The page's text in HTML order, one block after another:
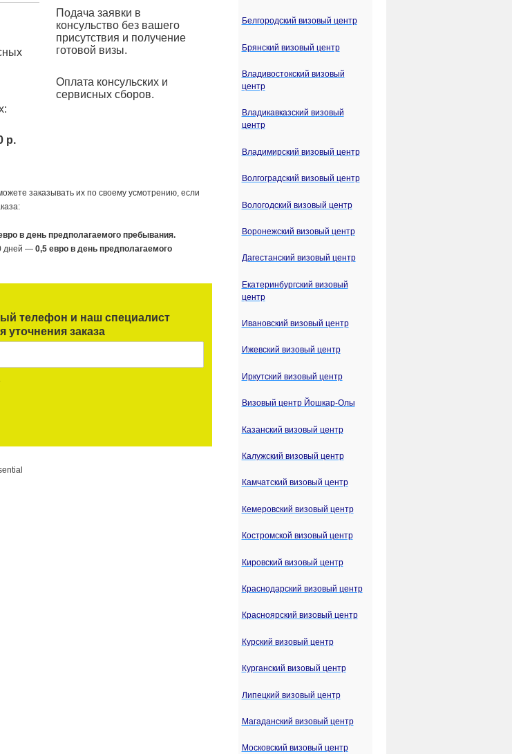
р.
Подача заявки в
консульство без вашего
присутствия и получение
готовой визы.
Оплата консульских и
сервисных сборов.
заказывать их по своему усмотрению, если
в день предполагаемого пребывания.
дней —0,5 евро в день предполагаемого
телефон и наш специалист
уточнения заказа
Белгородский визовый центр
Брянский визовый центр
Владивостокский визовый
центр
Владикавказский визовый
центр
Владимирский визовый центр
Волгоградский визовый центр
Вологодский визовый центр
Воронежский визовый центр
Дагестанский визовый центр
Екатеринбургский визовый
центр
Ивановский визовый центр
Ижевский визовый центр
Иркутский визовый центр
Визовый центр Йошкар-Олы
Казанский визовый центр
Калужский визовый центр
Камчатский визовый центр
Кемеровский визовый центр
Костромской визовый центр
Кировский визовый центр
Краснодарский визовый центр
Красноярский визовый центр
Курский визовый центр
Курганский визовый центр
Липецкий визовый центр
Магаданский визовый центр
Московский визовый центр